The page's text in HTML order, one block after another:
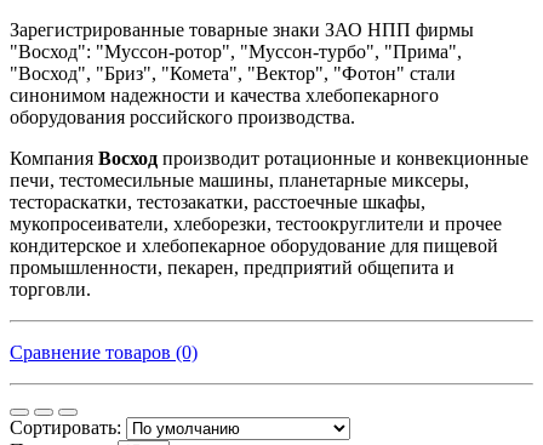
Зарегистрированные товарные знаки ЗАО НПП фирмы
"Восход": "Муссон-ротор", "Муссон-турбо", "Прима",
"Восход", "Бриз", "Комета", "Вектор", "Фотон" стали
синонимом надежности и качества хлебопекарного
оборудования российского производства.
Компания Восход производит ротационные и конвекционные
печи, тестомесильные машины, планетарные миксеры,
тестораскатки, тестозакатки, расстоечные шкафы,
мукопросеиватели, хлеборезки, тестоокруглители и прочее
кондитерское и хлебопекарное оборудование для пищевой
промышленности, пекарен, предприятий общепита и
торговли.
Сравнение товаров (0)
Сортировать: